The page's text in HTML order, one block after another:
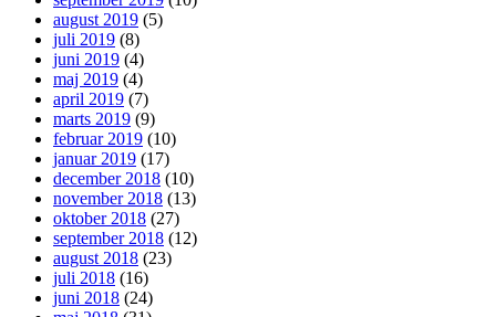
august 2019 (5)
juli 2019 (8)
juni 2019 (4)
maj 2019 (4)
april 2019 (7)
marts 2019 (9)
februar 2019 (10)
januar 2019 (17)
december 2018 (10)
november 2018 (13)
oktober 2018 (27)
september 2018 (12)
august 2018 (23)
juli 2018 (16)
juni 2018 (24)